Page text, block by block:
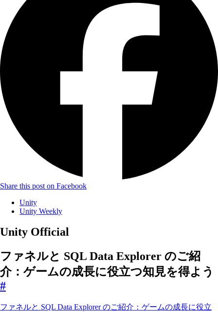
Share this post on Facebook
Unity
Unity Weekly
Unity Official
ファネルと SQL Data Explorer のご紹
介：ゲームの成長に役立つ知見を得よう
#
ファネルと SQL Data Explorer のご紹介：ゲームの成長に役立